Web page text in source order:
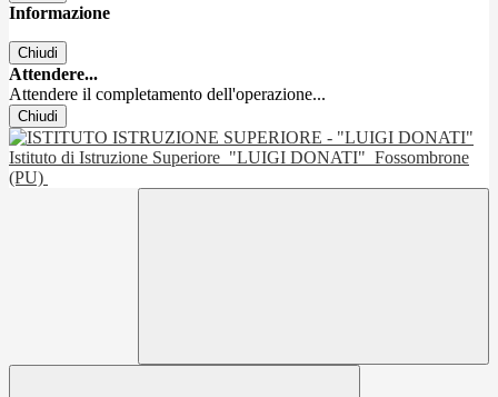
Informazione
Chiudi
Attendere...
Attendere il completamento dell'operazione...
Chiudi
Istituto di Istruzione Superiore "LUIGI DONATI" Fossombrone
(PU)